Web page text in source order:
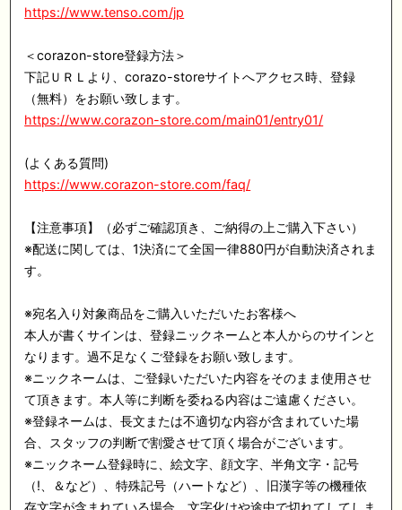
https://www.tenso.com/jp
＜corazon-store登録方法＞
下記ＵＲＬより、corazo-storeサイトへアクセス時、登録
（無料）をお願い致します。
https://www.corazon-store.com/main01/entry01/
(よくある質問)
https://www.corazon-store.com/faq/
【注意事項】（必ずご確認頂き、ご納得の上ご購入下さい）
※配送に関しては、1決済にて全国一律880円が自動決済されま
す。
※宛名入り対象商品をご購入いただいたお客様へ
本人が書くサインは、登録ニックネームと本人からのサインと
なります。過不足なくご登録をお願い致します。
※ニックネームは、ご登録いただいた内容をそのまま使用させ
て頂きます。本人等に判断を委ねる内容はご遠慮ください。
※登録ネームは、長文または不適切な内容が含まれていた場
合、スタッフの判断で割愛させて頂く場合がございます。
※ニックネーム登録時に、絵文字、顔文字、半角文字・記号
（!、＆など）、特殊記号（ハートなど）、旧漢字等の機種依